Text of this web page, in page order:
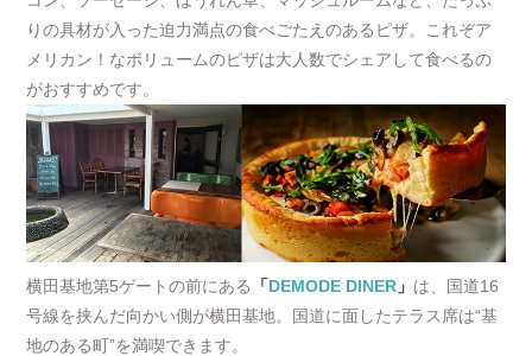
りの具材が入った迫力満点の食べごたえのあるピザ。これぞア
メリカン！なボリュームのピザは大人数でシェアして食べるの
がおすすめです。
横田基地第5ゲートの前にある 「DEMODE DINER 」 は、国道16
号線を挟んだ向かい側が横田基地。国道に面したテラス席は“基
地のある町”を満喫できます。